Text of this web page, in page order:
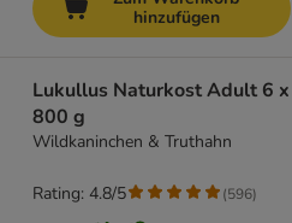
hinzufügen
Lukullus Naturkost Adult 6 x
800 g
Wildkaninchen & Truthahn
Rating: 4.8/5 (596)